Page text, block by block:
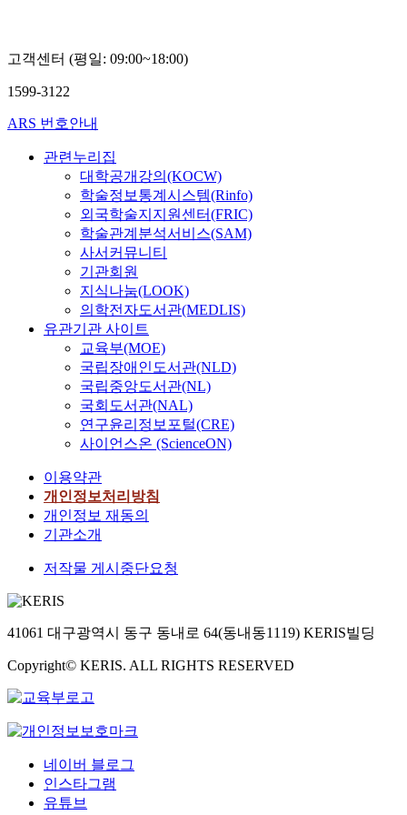
고객센터 (평일: 09:00~18:00)
1599-3122
ARS 번호안내
관련누리집
대학공개강의(KOCW)
학술정보통계시스템(Rinfo)
외국학술지지원센터(FRIC)
학술관계분석서비스(SAM)
사서커뮤니티
기관회원
지식나눔(LOOK)
의학전자도서관(MEDLIS)
유관기관 사이트
교육부(MOE)
국립장애인도서관(NLD)
국립중앙도서관(NL)
국회도서관(NAL)
연구윤리정보포털(CRE)
사이언스온 (ScienceON)
이용약관
개인정보처리방침
개인정보 재동의
기관소개
저작물 게시중단요청
41061 대구광역시 동구 동내로 64(동내동1119) KERIS빌딩
Copyright© KERIS. ALL RIGHTS RESERVED
네이버 블로그
인스타그램
유튜브